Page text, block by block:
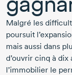
Malgré les
poursuit
mais aussi dans
d’ouvrir cinq à dix
l’immobilier le